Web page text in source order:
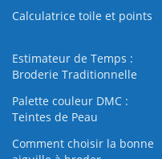
Calculatrice toile et points
Estimateur de Temps :
Broderie Traditionnelle
Palette couleur DMC :
Teintes de Peau
Comment choisir la bonne